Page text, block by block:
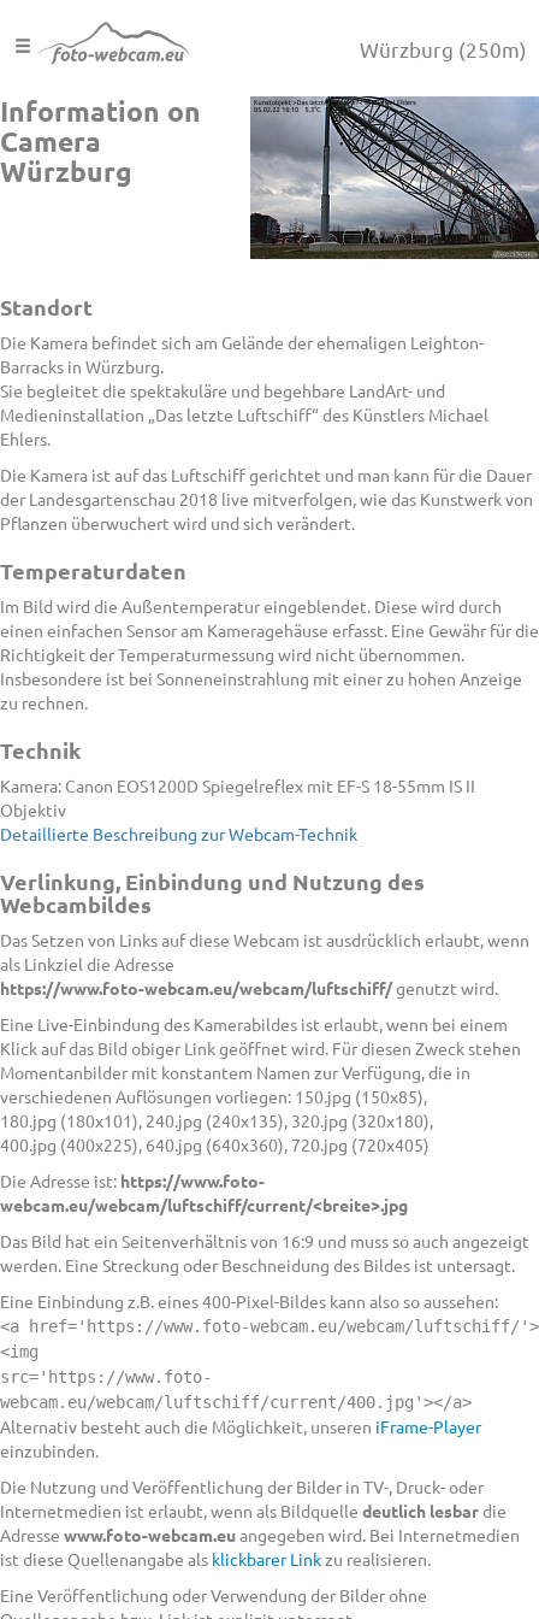
Würzburg (250m)
Information on
Camera
Würzburg
Standort
Die Kamera befindet sich am Gelände der ehemaligen Leighton-
Barracks in Würzburg.
Sie begleitet die spektakuläre und begehbare LandArt- und
Medieninstallation „Das letzte Luftschiff“ des Künstlers Michael
Ehlers.
Die Kamera ist auf das Luftschiff gerichtet und man kann für die Dauer
der Landesgartenschau 2018 live mitverfolgen, wie das Kunstwerk von
Pflanzen überwuchert wird und sich verändert.
Temperaturdaten
Im Bild wird die Außentemperatur eingeblendet. Diese wird durch
einen einfachen Sensor am Kameragehäuse erfasst. Eine Gewähr für die
Richtigkeit der Temperaturmessung wird nicht übernommen.
Insbesondere ist bei Sonneneinstrahlung mit einer zu hohen Anzeige
zu rechnen.
Technik
Kamera: Canon EOS1200D Spiegelreflex mit EF-S 18-55mm IS II
Objektiv
Detaillierte Beschreibung zur Webcam-Technik
Verlinkung, Einbindung und Nutzung des
Webcambildes
Das Setzen von Links auf diese Webcam ist ausdrücklich erlaubt, wenn
als Linkziel die Adresse
https://www.foto-webcam.eu/webcam/luftschiff/genutzt wird.
Eine Live-Einbindung des Kamerabildes ist erlaubt, wenn bei einem
Klick auf das Bild obiger Link geöffnet wird. Für diesen Zweck stehen
Momentanbilder mit konstantem Namen zur Verfügung, die in
verschiedenen Auflösungen vorliegen: 150.jpg (150x85),
180.jpg (180x101), 240.jpg (240x135), 320.jpg (320x180),
400.jpg (400x225), 640.jpg (640x360), 720.jpg (720x405)
Die Adresse ist: https://www.foto-
webcam.eu/webcam/luftschiff/current/<breite>.jpg
Das Bild hat ein Seitenverhältnis von 16:9 und muss so auch angezeigt
werden. Eine Streckung oder Beschneidung des Bildes ist untersagt.
Eine Einbindung z.B. eines 400-Pixel-Bildes kann also so aussehen:
<a href='https://www.foto-webcam.eu/webcam/luftschiff/'>
<img
src='https://www.foto-
webcam.eu/webcam/luftschiff/current/400.jpg'></a>
Alternativ besteht auch die Möglichkeit, unseren iFrame-Player
einzubinden.
Die Nutzung und Veröffentlichung der Bilder in TV-, Druck- oder
Internetmedien ist erlaubt, wenn als Bildquelle deutlich lesbardie
Adresse www.foto-webcam.euangegeben wird. Bei Internetmedien
ist diese Quellenangabe als klickbarer Linkzu realisieren.
Eine Veröffentlichung oder Verwendung der Bilder ohne